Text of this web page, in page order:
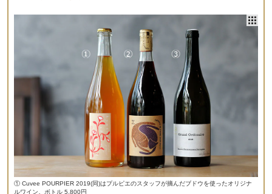
① Cuvee POURPIER 2019(同)はプルピエのスタッフが摘んだブドウを使ったオリジナ
ルワイン。ボトル 5,800円